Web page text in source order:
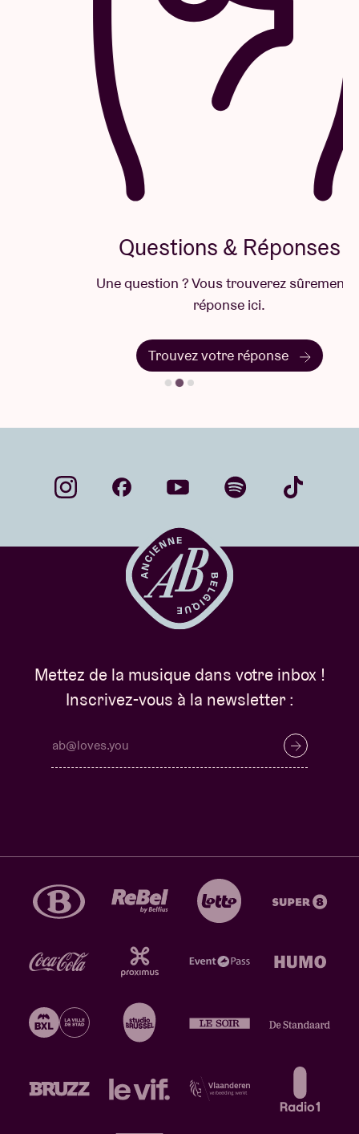
Questions & Réponses
Une question ? Vous trouverez sûrement la
réponse ici.
Trouvez votre réponse
Mettez de la musique dans votre inbox !
Inscrivez-vous à la newsletter :